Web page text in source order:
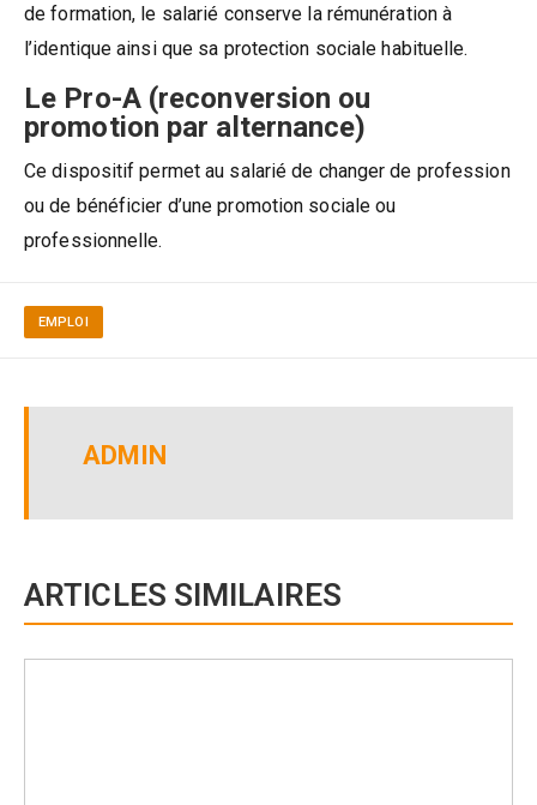
de formation, le salarié conserve la rémunération à
l’identique ainsi que sa protection sociale habituelle.
Le Pro-A (reconversion ou
promotion par alternance)
Ce dispositif permet au salarié de changer de profession
ou de bénéficier d’une promotion sociale ou
professionnelle.
EMPLOI
ADMIN
ARTICLES SIMILAIRES